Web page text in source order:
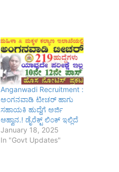
Anganwadi Recruitment :
ಅಂಗನವಾಡಿ ಟೀಚರ್ ಹಾಗು
ಸಹಾಯಕಿ ಹುದ್ದೆಗೆ ಅರ್ಜಿ
ಆಹ್ವಾನ.! ಡೈರೆಕ್ಟ್ ಲಿಂಕ್ ಇಲ್ಲಿದೆ
January 18, 2025
In "Govt Updates"